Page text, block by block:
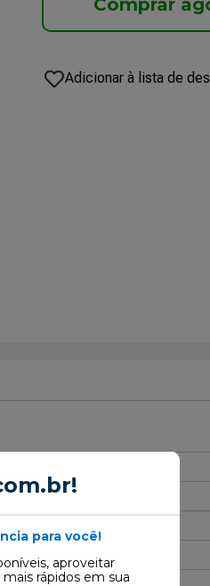
para você!
aproveitar
rápidos em sua